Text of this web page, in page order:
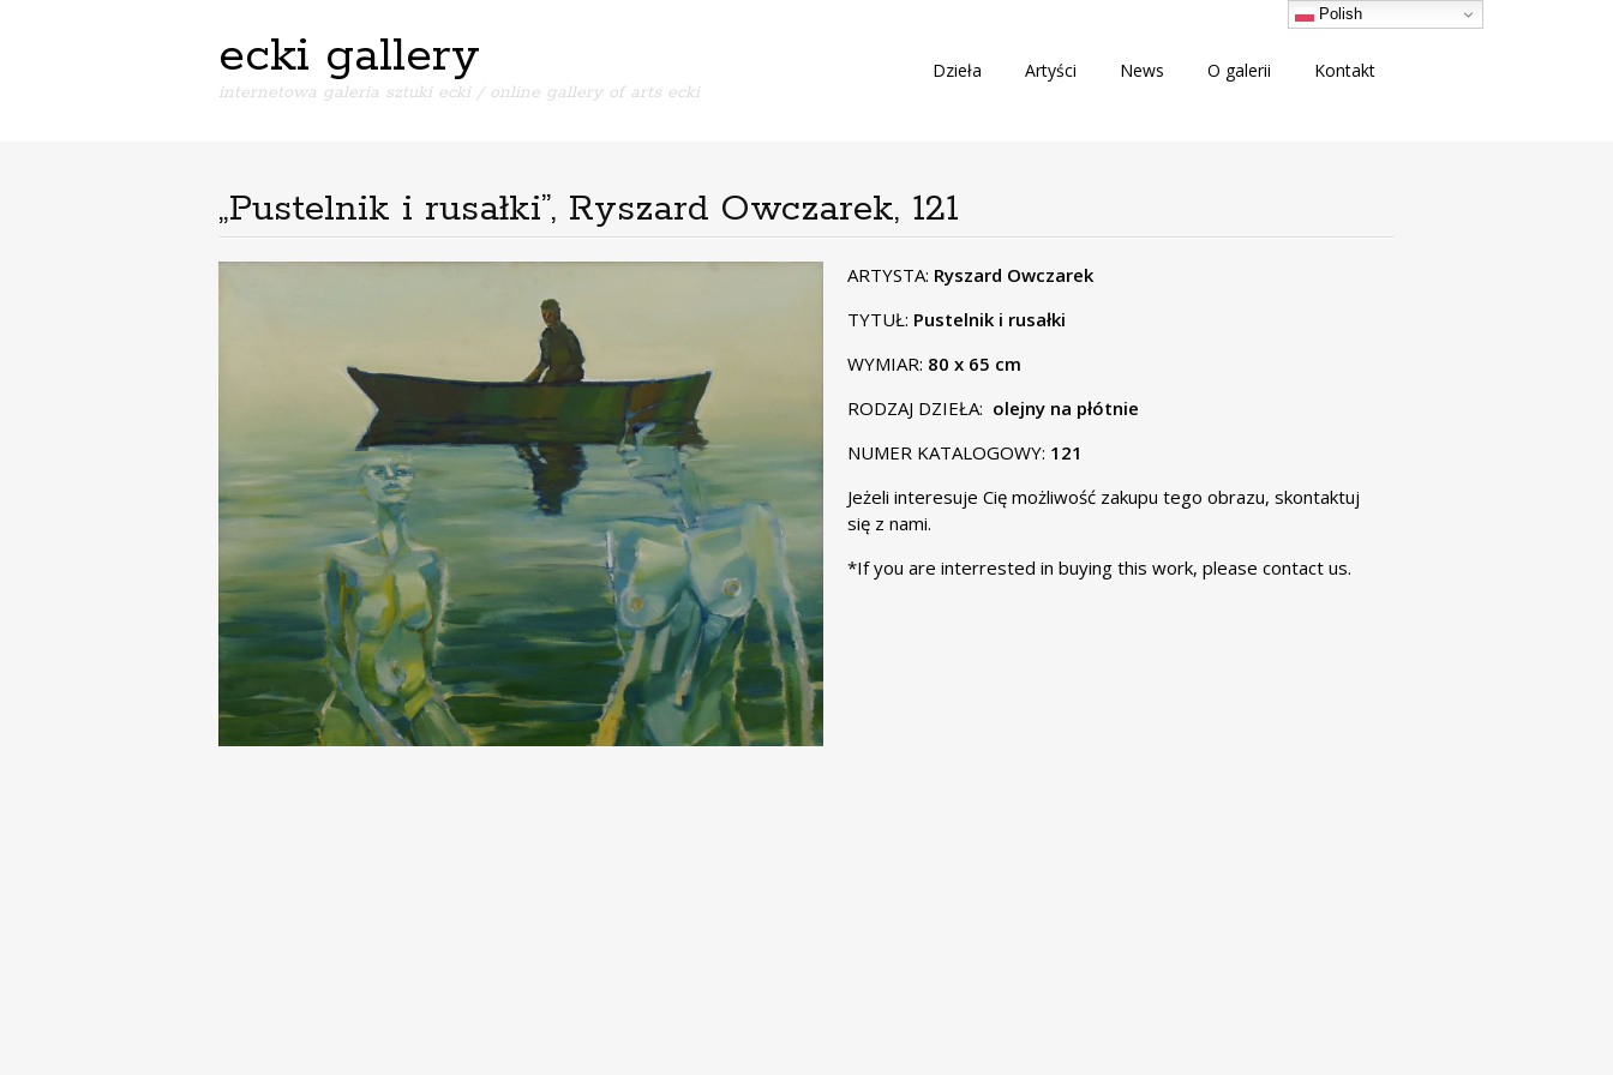
ecki gallery
internetowa galeria sztuki ecki / online gallery of arts ecki
S
o
c
n
e
t
Dzieła Artyści News O galerii Kontakt
„Pustelnik i rusałki”, Ryszard Owczarek, 121
ARTYSTA: Ryszard Owczarek
TYTUŁ: Pustelnik i rusałki
WYMIAR: 80 x 65 cm
RODZAJ DZIEŁA: olejny na płótnie
NUMER KATALOGOWY: 121
Jeżeli interesuje Cię możliwość zakupu tego obrazu, skontaktuj
się z nami.
*If you are interrested in buying this work, please contact us.
Polish